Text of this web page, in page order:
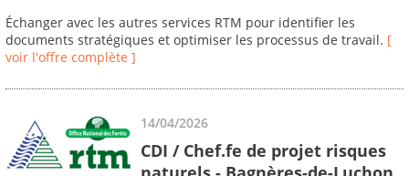
Échanger avec les autres services RTM pour identifier les
documents stratégiques et optimiser les processus de travail. [
voir l'offre complète ]
14/04/2026
CDI / Chef.fe de projet risques